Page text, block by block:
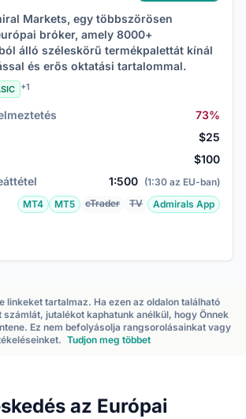
Markets, egy többszörösen
bróker, amely 8000+
álló széleskörű termékpalettát kínál
és erős oktatási tartalommal.
+1
73%
$25
$100
1:500 (1:30 az EU-ban)
MT4 MT5 cTrader TV Admirals App
linkeket tartalmaz. Ha ezen az oldalon található
jutalékot kaphatunk anélkül, hogy Önnek
Ez nem befolyásolja rangsorolásainkat vagy
Tudjon meg többet
az Európai